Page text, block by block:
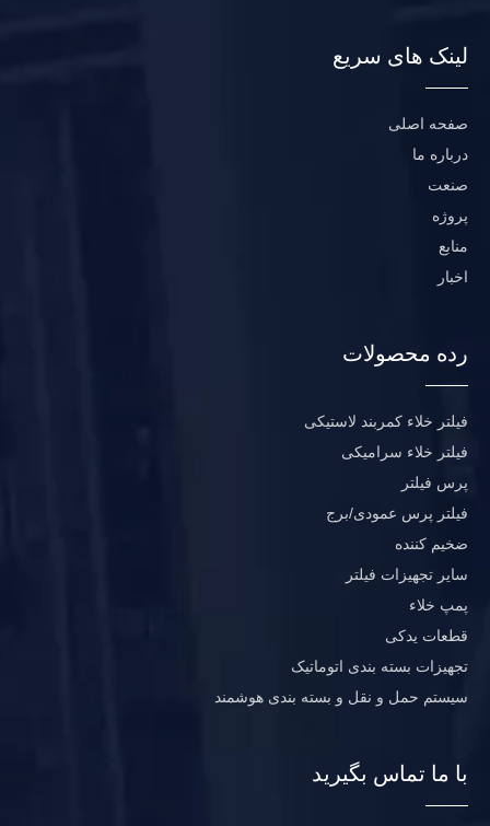
لینک های سریع
صفحه اصلی
درباره ما
صنعت
پروژه
منابع
اخبار
رده محصولات
فیلتر خلاء کمربند لاستیکی
فیلتر خلاء سرامیکی
پرس فیلتر
فیلتر پرس عمودی/برج
ضخیم کننده
سایر تجهیزات فیلتر
پمپ خلاء
قطعات یدکی
تجهیزات بسته بندی اتوماتیک
سیستم حمل و نقل و بسته بندی هوشمند
با ما تماس بگیرید